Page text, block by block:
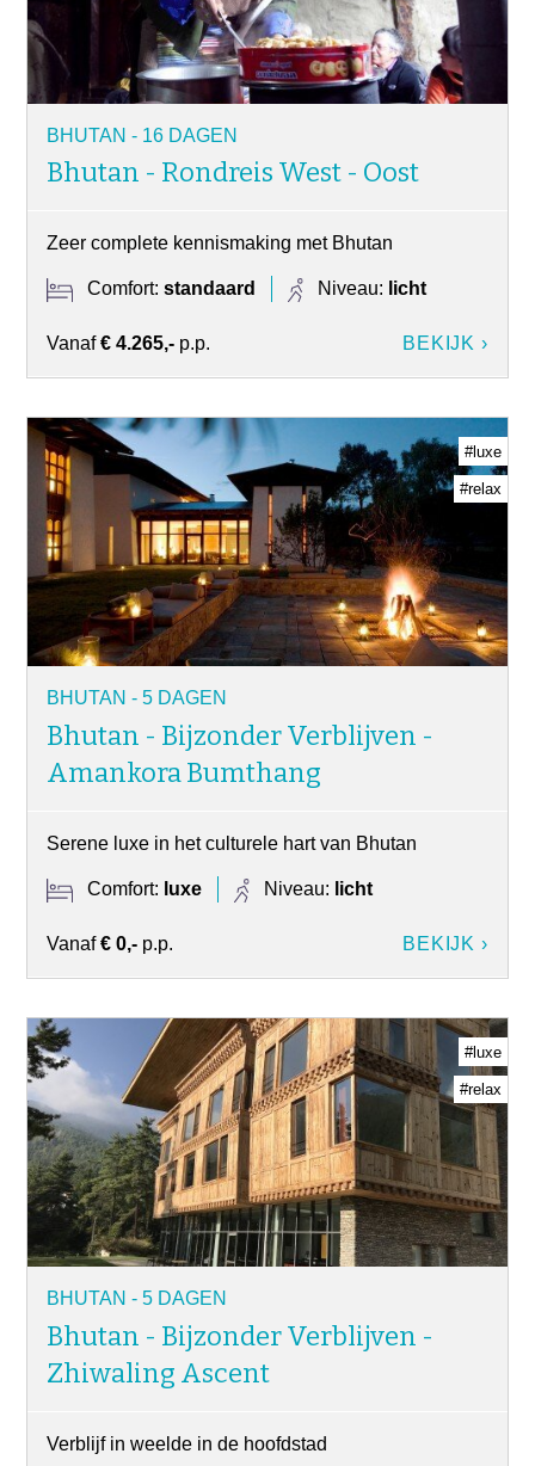
BHUTAN - 16 DAGEN
Bhutan - Rondreis West - Oost
Zeer complete kennismaking met Bhutan
Comfort:standaard Niveau: licht
Vanaf€ 4.265,- p.p. BEKIJK ›
#luxe
#relax
BHUTAN - 5 DAGEN
Bhutan - Bijzonder Verblijven -
Amankora Bumthang
Serene luxe in het culturele hart van Bhutan
Comfort: luxe Niveau: licht
Vanaf€ 0,- p.p. BEKIJK ›
#luxe
#relax
BHUTAN - 5 DAGEN
Bhutan - Bijzonder Verblijven -
Zhiwaling Ascent
Verblijf in weelde in de hoofdstad